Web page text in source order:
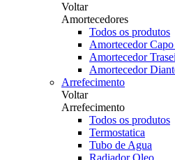
Voltar
Amortecedores
Todos os produtos
Amortecedor
Amortecedor
Amortecedor
Arrefecimento
Voltar
Arrefecimento
Todos os produtos
Termostatica
Tubo de Agua
Radiador Oleo